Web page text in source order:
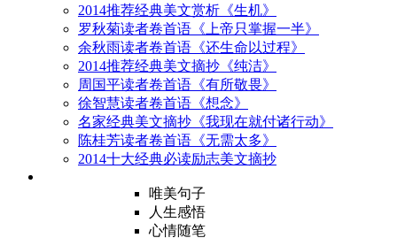
2014推荐经典美文赏析《生机》
罗秋菊读者卷首语《上帝只掌握一半》
余秋雨读者卷首语《还生命以过程》
2014推荐经典美文摘抄《纯洁》
周国平读者卷首语《有所敬畏》
徐智慧读者卷首语《想念》
名家经典美文摘抄《我现在就付诸行动》
陈桂芳读者卷首语《无需太多》
2014十大经典必读励志美文摘抄
唯美句子
人生感悟
心情随笔